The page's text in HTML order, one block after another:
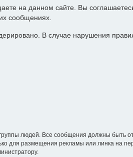
на данном сайте. Вы
сообщениях.
В случае нарушения
людей. Все сообщения должны быть
для размещения рекламы или линка на